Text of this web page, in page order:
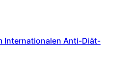
Internationalen Anti-Diät-